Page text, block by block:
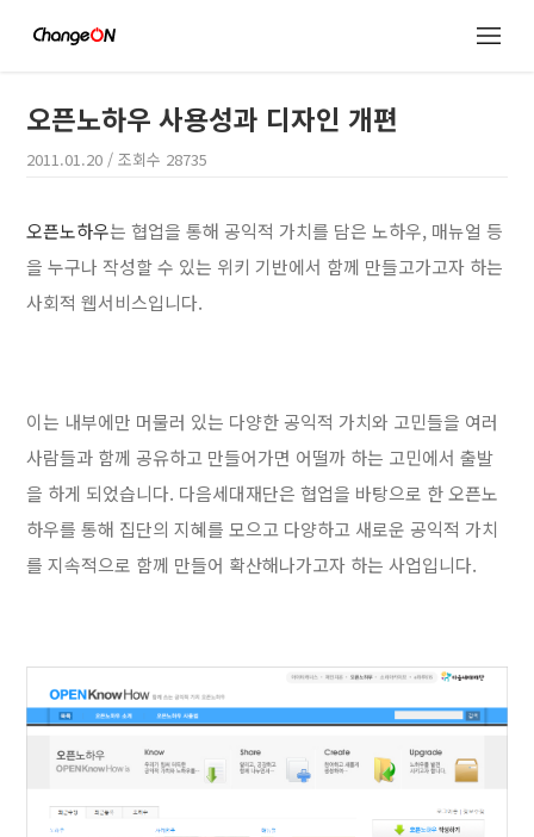
오픈노하우 사용성과 디자인 개편
2011.01.20 / 조회수 28735
오픈노하우는 협업을 통해 공익적 가치를 담은 노하우, 매뉴얼 등
을 누구나 작성할 수 있는 위키 기반에서 함께 만들고가고자 하는
사회적 웹서비스입니다.
이는 내부에만 머물러 있는 다양한 공익적 가치와 고민들을 여러
사람들과 함께 공유하고 만들어가면 어떨까 하는 고민에서 출발
을 하게 되었습니다. 다음세대재단은 협업을 바탕으로 한 오픈노
하우를 통해 집단의 지혜를 모으고 다양하고 새로운 공익적 가치
를 지속적으로 함께 만들어 확산해나가고자 하는 사업입니다.